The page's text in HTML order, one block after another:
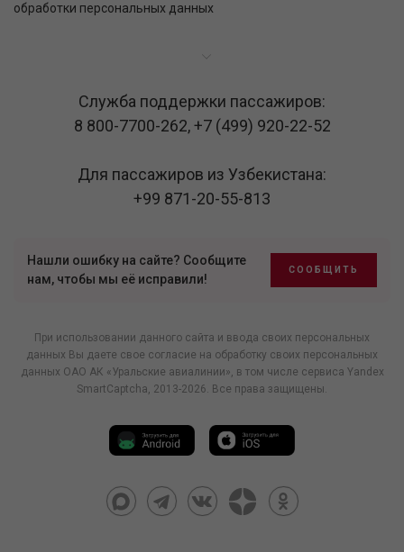
обработки персональных данных
Служба поддержки пассажиров:
8 800-7700-262,+7 (499) 920-22-52
Для пассажиров из Узбекистана:
+99 871-20-55-813
Нашли ошибку на сайте? Сообщите
нам, чтобы мы её исправили!
СООБЩИТЬ
При использовании данного сайта и ввода своих персональных
данных Вы даете свое согласие на обработку своих персональных
данных ОАО АК «Уральские авиалинии», в том числе сервиса Yandex
SmartCaptcha, 2013-2026. Все права защищены.